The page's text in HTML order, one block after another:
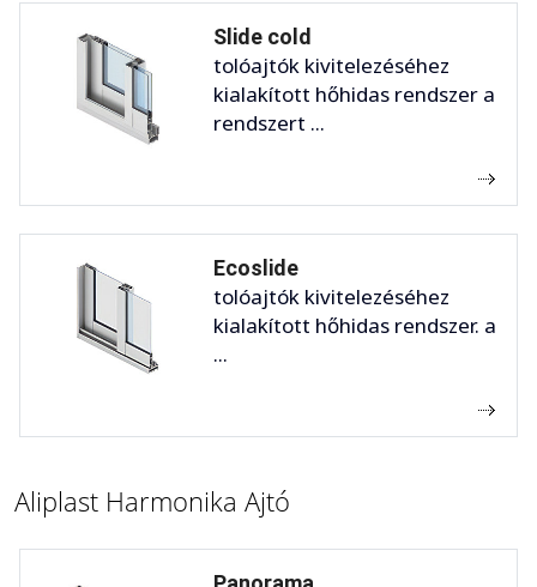
Slide cold
tolóajtók kivitelezéséhez
kialakított hőhidas rendszer a
rendszert ...
Ecoslide
tolóajtók kivitelezéséhez
kialakított hőhidas rendszer. a
...
Aliplast Harmonika Ajtó